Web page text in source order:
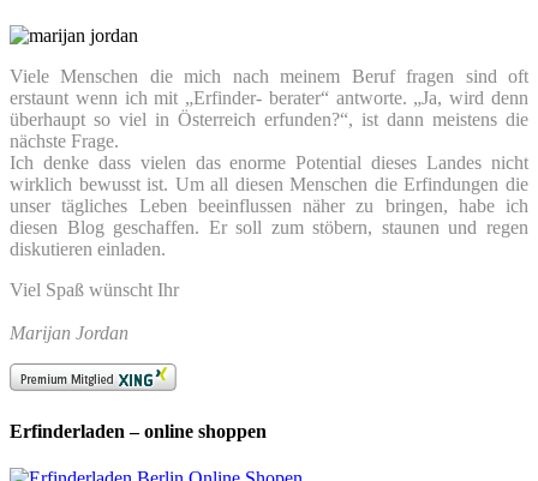
Viele Menschen die mich nach meinem Beruf fragen sind oft
erstaunt wenn ich mit „Erfinder- berater“ antworte. „Ja, wird denn
überhaupt so viel in Österreich erfunden?“, ist dann meistens die
nächste Frage.
Ich denke dass vielen das enorme Potential dieses Landes nicht
wirklich bewusst ist. Um all diesen Menschen die Erfindungen die
unser tägliches Leben beeinflussen näher zu bringen, habe ich
diesen Blog geschaffen. Er soll zum stöbern, staunen und regen
diskutieren einladen.
Viel Spaß wünscht Ihr
Marijan Jordan
Erfinderladen – online shoppen